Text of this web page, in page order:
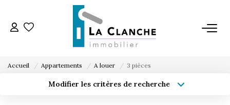
L'AGENCE
L'ÉQUIPE
Accueil Appartements A louer 3 pièces
Modifier les critères de recherche